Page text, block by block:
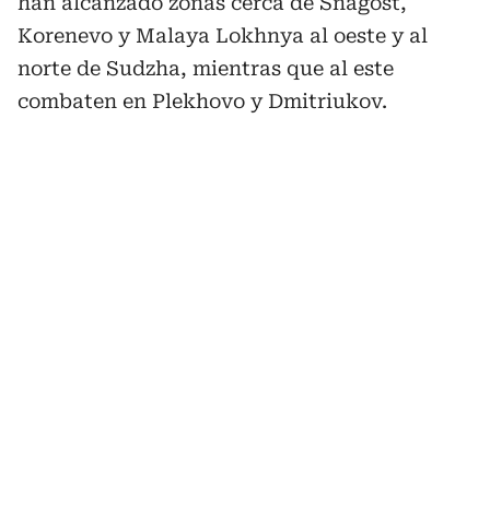
Korenevo y Malaya Lokhnya al oeste y al
norte de Sudzha, mientras que al este
combaten en Plekhovo y Dmitriukov.